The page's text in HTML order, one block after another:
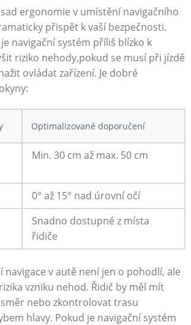
ergonomie v umístění navigačního
přispět k‌ vaší⁤ bezpečnosti.
navigační systém příliš blízko k
riziko nehody,pokud se‌ musí při jízdě
ovládat zařízení. Je dobré
Optimalizované doporučení
Min. 30 ⁢cm až max. 50 cm
0° až⁢ 15° nad úrovní očí
Snadno dostupné z místa
řidiče
navigace v autě není jen o pohodlí, ​ale
vzniku nehod. Řidič by měl mít
nebo zkontrolovat trasu
hlavy. Pokud je navigační systém